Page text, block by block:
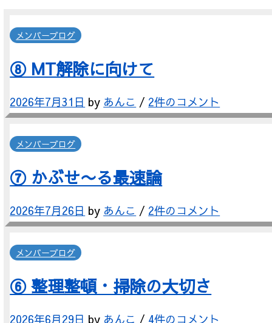
メンバーブログ
⑧ MT解除に向けて
2026年7月31日 by あんこ / 2件のコメント
メンバーブログ
⑦ かぶせ〜る最速論
2026年7月26日 by あんこ / 2件のコメント
メンバーブログ
⑥ 整理整頓・掃除の大切さ
2026年6月29日 by あんこ /4件のコメント